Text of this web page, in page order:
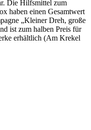
Die Hilfsmittel zum
haben einen Gesamtwert
„Kleiner Dreh, große
ist zum halben Preis für
erhältlich (Am Krekel